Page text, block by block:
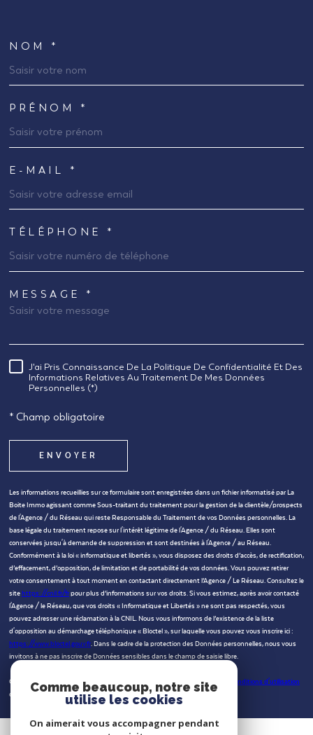
TRAD_MELTEM_VOSCOORDONNEES
NOM *
PRÉNOM *
E-MAIL *
TÉLÉPHONE *
TRAD_MELTEM_VOREDEMANDE
MESSAGE *
RÈGLEMENTATION
J'ai Pris Connaissance De La Politique De Confidentialité Et Des
Informations Relatives Au Traitement De Mes Données
Personnelles (*)
* Champ obligatoire
ENVOYER
Les informations recueillies sur ce formulaire sont enregistrées dans un fichier informatisé par La
Boite Immo agissant comme Sous-traitant du traitement pour la gestion de la clientèle/prospects
de l'Agence / du Réseau qui reste Responsable du Traitement de vos Données personnelles. La
base légale du traitement repose sur l'intérêt légitime de l'Agence / du Réseau. Elles sont
conservées jusqu'à demande de suppression et sont destinées à l'Agence / au Réseau.
Conformément à la loi « informatique et libertés », vous disposez des droits d’accès, de rectification,
d’effacement, d’opposition, de limitation et de portabilité de vos données. Vous pouvez retirer
votre consentement à tout moment en contactant directement l’Agence / Le Réseau. Consultez le
sitehttps://cnil.fr/frpour plus d’informations sur vos droits. Si vous estimez, après avoir contacté
l'Agence / le Réseau, que vos droits « Informatique et Libertés » ne sont pas respectés, vous
pouvez adresser une réclamation à la CNIL. Nous vous informons de l’existence de la liste
d'opposition au démarchage téléphonique « Bloctel », sur laquelle vous pouvez vous inscrire ici :
https://www.bloctel.gouv.fr. Dans le cadre de la protection des Données personnelles, nous vous
invitons à ne pas inscrire de Données sensibles dans le champ de saisie libre.
Ce site est protégé par reCAPTCHA, les Politiques de Confidentialité
Conditions d'utilisation
de Google s'appliquent.
Comme beaucoup, notre site
utilise les cookies
On aimerait vous accompagner pendant